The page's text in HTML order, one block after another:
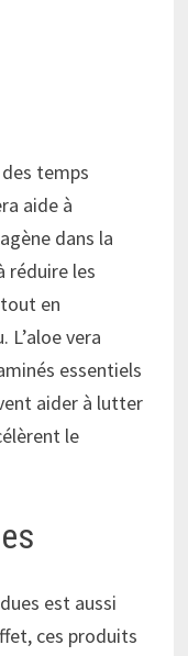
temps
aide à
dans la
réduire les
en
L’aloe vera
essentiels
aider à lutter
le
est aussi
ces produits